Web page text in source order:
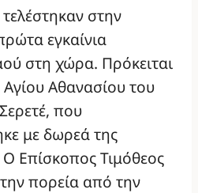
τελέστηκαν στην
εγκαίνια
στη χώρα. Πρόκειται
Αθανασίου του
που
με δωρεά της
Επίσκοπος Τιμόθεος
την πορεία από την